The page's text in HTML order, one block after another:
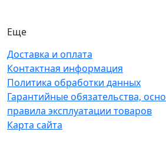
Еще
Доставка и оплата
Контактная информация
Политика обработки данных
Гарантийные обязательства,
правила эксплуатации товаров
Карта сайта